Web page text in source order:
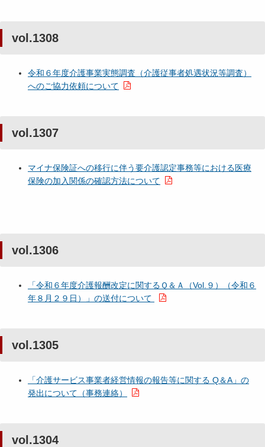
vol.1308
令和６年度介護事業実態調査（介護従事者処遇状況等調査）
へのご協力依頼について
vol.1307
マイナ保険証への移行に伴う要介護認定事務等における医療
保険の加入関係の確認方法について
vol.1306
「令和６年度介護報酬改定に関するＱ＆Ａ（Vol.９）（令和６
年８月２９日）」の送付について
vol.1305
「介護サービス事業者経営情報の報告等に関する Q＆A」の
発出について（事務連絡）
vol.1304